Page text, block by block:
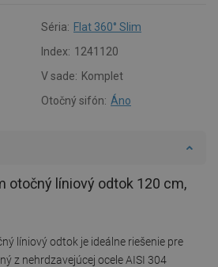
Séria: Flat 360° Slim
Index: 1241120
V sade: Komplet
Otočný sifón: Áno
otočný líniový odtok 120 cm,
líniový odtok je ideálne riešenie pre
z nehrdzavejúcej ocele AISI 304